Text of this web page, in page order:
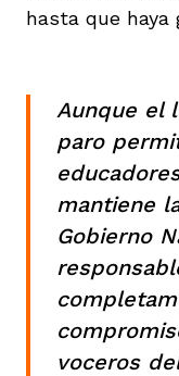
hasta que haya
Aunque el
paro
mantiene
Gobierno
voceros